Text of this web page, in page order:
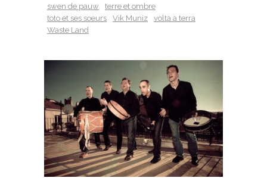
swen de pauw
terre et ombre
toto et ses soeurs
Vik Muniz
volta a terra
Waste Land